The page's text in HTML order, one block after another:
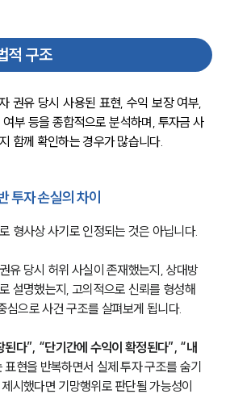
적 구조
권유 당시 사용된 표현, 수익 보장 여부,
부 등을 종합적으로 분석하며, 투자금 사
함께 확인하는 경우가 많습니다.
투자 손실의 차이
형사상 사기로 인정되는 것은 아닙니다.
유 당시 허위 사실이 존재했는지, 상대방
설명했는지, 고의적으로 신뢰를 형성해
심으로 사건 구조를 살펴보게 됩니다.
된다”, “단기간에 수익이 확정된다”, “내
표현을 반복하면서 실제 투자 구조를 숨기
시했다면 기망행위로 판단될 가능성이